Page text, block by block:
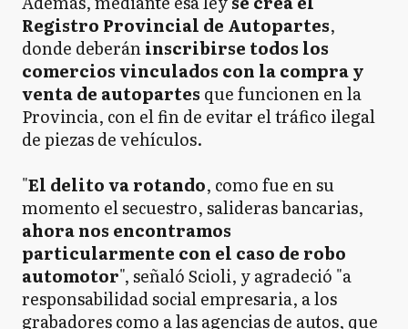
Registro Provincial de Autopartes,
donde deberáninscribirse todos los
comercios vinculados con la compra y
venta de autopartes que funcionen en la
Provincia, con el fin de evitar el tráfico ilegal
de piezas de vehículos.
"El delito va rotando, como fue en su
momento el secuestro, salideras bancarias,
ahora nos encontramos
particularmente con el caso de robo
automotor", señaló Scioli, y agradeció "a
responsabilidad social empresaria, a los
grabadores como a las agencias de autos, que